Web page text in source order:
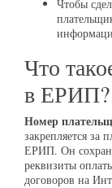
Чтобы
Что
в ЕРИП?
Номер
закрепляется за
ЕРИП. Он
реквизиты
договоров на